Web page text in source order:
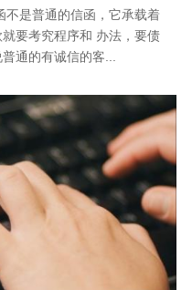
不是普通的信函，它承载着
要考究程序和 办法，要债
通的有诚信的客...